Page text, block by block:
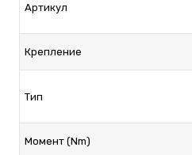
Артикул
Крепление
Тип
Момент (Nm)